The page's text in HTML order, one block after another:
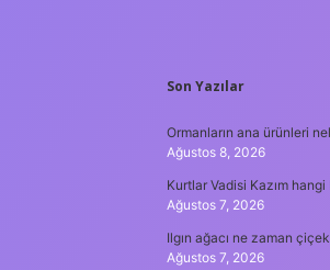
Son Yazılar
Ormanların ana ürünleri
Ağustos 8, 2026
Kurtlar Vadisi Kazım
Ağustos 7, 2026
Ilgın ağacı ne zaman
Ağustos 7, 2026